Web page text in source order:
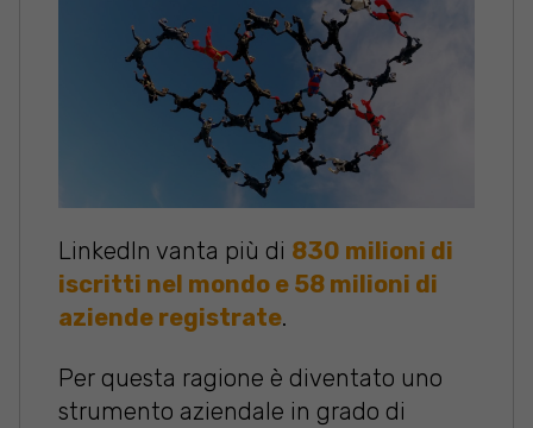
LinkedIn vanta più di 830 milioni di
iscritti nel mondo e 58 milioni di
aziende registrate.
Per questa ragione è diventato uno
strumento aziendale in grado di